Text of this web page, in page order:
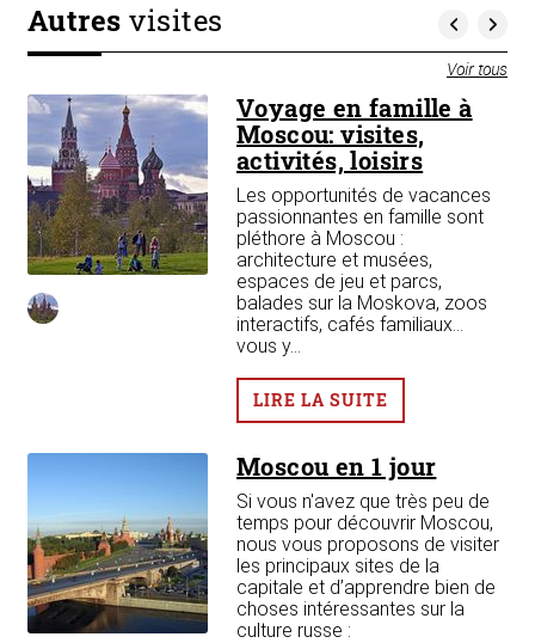
Autresvisites
Voir tous
Voyage en famille à
Moscou: visites,
activités, loisirs
Les opportunités de vacances
passionnantes en famille sont
pléthore à Moscou :
architecture et musées,
espaces de jeu et parcs,
balades sur la Moskova, zoos
interactifs, cafés familiaux…
vous y...
LIRE LA SUITE
Moscou en 1 jour
Si vous n'avez que très peu de
temps pour découvrir Moscou,
nous vous proposons de visiter
les principaux sites de la
capitale et d’apprendre bien de
choses intéressantes sur la
culture russe :